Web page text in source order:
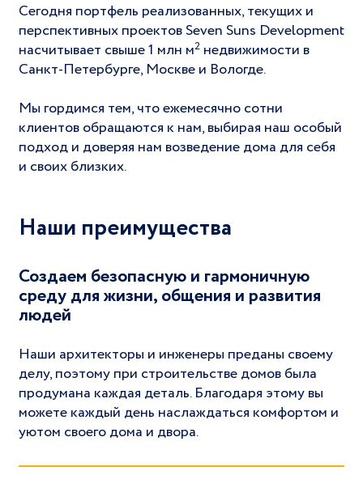
Сегодня портфель реализованных, текущих и
перспективных проектов Seven Suns Development
насчитывает свыше 1 млн м2 недвижимости в
Санкт-Петербурге, Москве и Вологде.
Мы гордимся тем, что ежемесячно сотни
клиентов обращаются к нам, выбирая наш особый
подход и доверяя нам возведение дома для себя
и своих близких.
Наши преимущества
Создаем безопасную и гармоничную
среду для жизни, общения и развития
людей
Наши архитекторы и инженеры преданы своему
делу, поэтому при строительстве домов была
продумана каждая деталь. Благодаря этому вы
можете каждый день наслаждаться комфортом и
уютом своего дома и двора.